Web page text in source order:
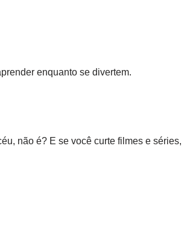
enquanto se divertem.
não é? E se você curte filmes e séries,